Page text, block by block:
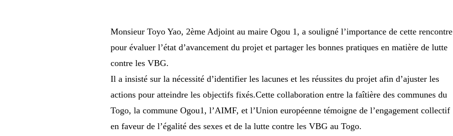
Monsieur Toyo Yao, 2ème Adjoint au maire Ogou 1, a souligné l’importance de cette rencontre
pour évaluer l’état d’avancement du projet et partager les bonnes pratiques en matière de lutte
contre les VBG.
Il a insisté sur la nécessité d’identifier les lacunes et les réussites du projet afin d’ajuster les
actions pour atteindre les objectifs fixés.Cette collaboration entre la faîtière des communes du
Togo, la commune Ogou1, l’AIMF, et l’Union européenne témoigne de l’engagement collectif
en faveur de l’égalité des sexes et de la lutte contre les VBG au Togo.